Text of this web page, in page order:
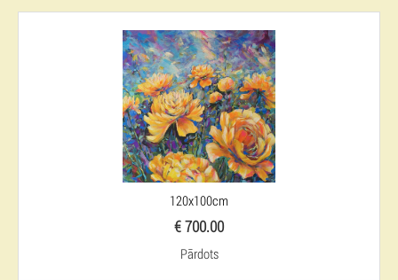
120x100cm
€ 700.00
Pārdots